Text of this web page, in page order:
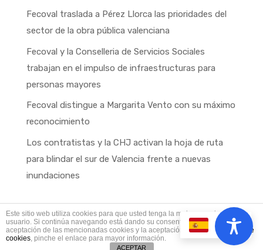
Fecoval traslada a Pérez Llorca las prioridades del
sector de la obra pública valenciana
Fecoval y la Conselleria de Servicios Sociales
trabajan en el impulso de infraestructuras para
personas mayores
Fecoval distingue a Margarita Vento con su máximo
reconocimiento
Los contratistas y la CHJ activan la hoja de ruta
para blindar el sur de Valencia frente a nuevas
inundaciones
Fecoval © Copyright 2025
Este sitio web utiliza cookies para que usted tenga la mejor experiencia de
usuario. Si continúa navegando está dando su consentimiento para la
aceptación de las mencionadas cookies y la aceptación de nuestra
política de
cookies, pinche el enlace para mayor información.
ACEPTAR
ES